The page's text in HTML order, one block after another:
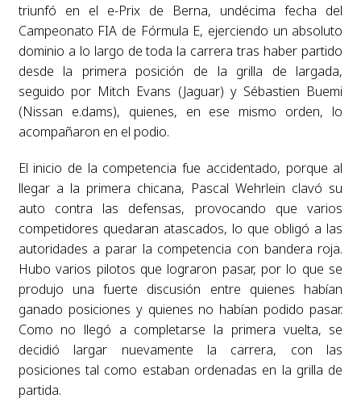
triunfó en el e-Prix de Berna, undécima fecha del
Campeonato FIA de Fórmula E, ejerciendo un absoluto
dominio a lo largo de toda la carrera tras haber partido
desde la primera posición de la grilla de largada,
seguido por Mitch Evans (Jaguar) y Sébastien Buemi
(Nissan e.dams), quienes, en ese mismo orden, lo
acompañaron en el podio.
El inicio de la competencia fue accidentado, porque al
llegar a la primera chicana, Pascal Wehrlein clavó su
auto contra las defensas, provocando que varios
competidores quedaran atascados, lo que obligó a las
autoridades a parar la competencia con bandera roja.
Hubo varios pilotos que lograron pasar, por lo que se
produjo una fuerte discusión entre quienes habían
ganado posiciones y quienes no habían podido pasar.
Como no llegó a completarse la primera vuelta, se
decidió largar nuevamente la carrera, con las
posiciones tal como estaban ordenadas en la grilla de
partida.